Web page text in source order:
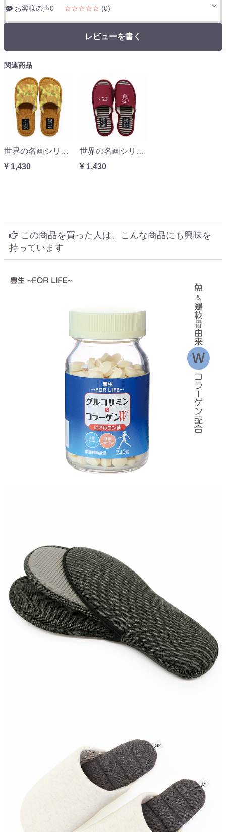
お客様の声0 ☆☆☆☆☆ (0)
レビューを書く
関連商品
世界の名画シリーズ ゴッホ西洋絵画スリッパMLサイズ
¥ 1,430
世界の名画シリーズ ファブリックスタンダードMLスリッパ
¥ 1,430
この商品を買った人は、こんな商品にも興味を
持っています